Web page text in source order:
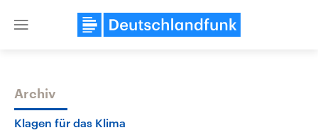
Close
Themen
Archiv
Klagen für das Klima